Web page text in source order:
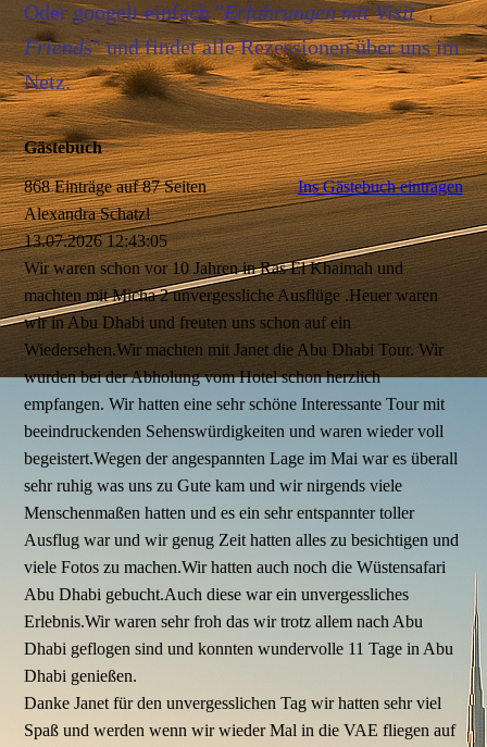
Oder googelt einfach "Erfahrungen mit Visit
Friends" und findet alle Rezessionen über uns im
Netz.
Gästebuch
868 Einträge auf 87 Seiten
Ins Gästebuch eintragen
Alexandra Schatzl
13.07.2026 12:43:05
Wir waren schon vor 10 Jahren in Ras El Khaimah und
machten mit Micha 2 unvergessliche Ausflüge .Heuer waren
wir in Abu Dhabi und freuten uns schon auf ein
Wiedersehen.Wir machten mit Janet die Abu Dhabi Tour. Wir
wurden bei der Abholung vom Hotel schon herzlich
empfangen. Wir hatten eine sehr schöne Interessante Tour mit
beeindruckenden Sehenswürdigkeiten und waren wieder voll
begeistert.Wegen der angespannten Lage im Mai war es überall
sehr ruhig was uns zu Gute kam und wir nirgends viele
Menschenmaßen hatten und es ein sehr entspannter toller
Ausflug war und wir genug Zeit hatten alles zu besichtigen und
viele Fotos zu machen.Wir hatten auch noch die Wüstensafari
Abu Dhabi gebucht.Auch diese war ein unvergessliches
Erlebnis.Wir waren sehr froh das wir trotz allem nach Abu
Dhabi geflogen sind und konnten wundervolle 11 Tage in Abu
Dhabi genießen.
Danke Janet für den unvergesslichen Tag wir hatten sehr viel
Spaß und werden wenn wir wieder Mal in die VAE fliegen auf